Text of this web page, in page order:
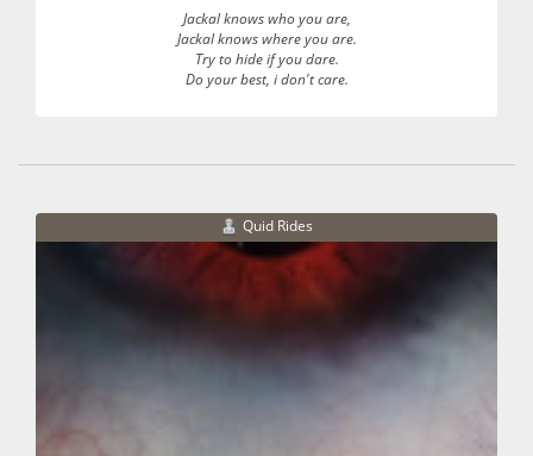
Jackal knows who you are,
Jackal knows where you are.
Try to hide if you dare.
Do your best, i don't care.
Quid Rides